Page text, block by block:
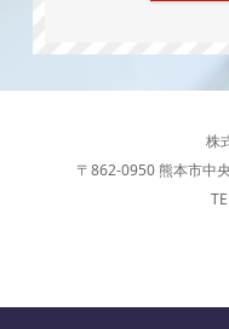
株
〒862-0950 熊本市中